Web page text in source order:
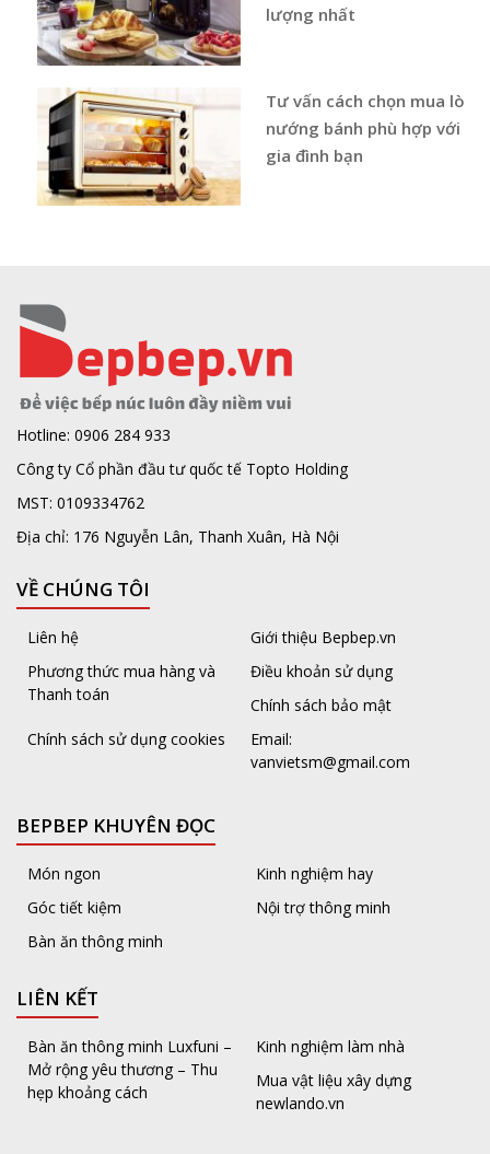
lượng nhất
Tư vấn cách chọn mua lò
nướng bánh phù hợp với
gia đình bạn
Hotline: 0906 284 933
Công ty Cổ phần đầu tư quốc tế Topto Holding
MST: 0109334762
Địa chỉ: 176 Nguyễn Lân, Thanh Xuân, Hà Nội
VỀ CHÚNG TÔI
Liên hệ
Giới thiệu Bepbep.vn
Phương thức mua hàng và
Thanh toán
Điều khoản sử dụng
Chính sách bảo mật
Chính sách sử dụng cookies
Email:
vanvietsm@gmail.com
BEPBEP KHUYÊN ĐỌC
Món ngon
Kinh nghiệm hay
Góc tiết kiệm
Nội trợ thông minh
Bàn ăn thông minh
LIÊN KẾT
Bàn ăn thông minh Luxfuni –
Mở rộng yêu thương – Thu
hẹp khoảng cách
Kinh nghiệm làm nhà
Mua vật liệu xây dựng
newlando.vn